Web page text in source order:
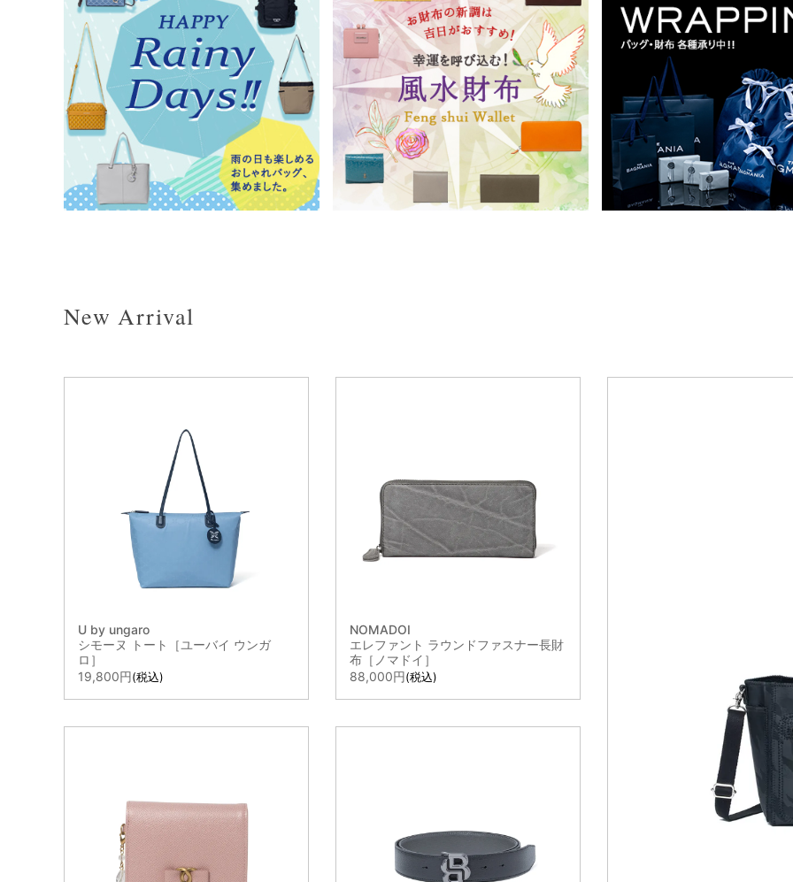
絞り込み検索
サブカテゴリー
性別
指定なし
New Arrival
U by ungaro
シモーヌ トート［ユーバイ ウンガ
ロ］
19,800
税込
NOMADOI
エレファント ラウンドファスナー長財
布［ノマドイ］
88,000
税込